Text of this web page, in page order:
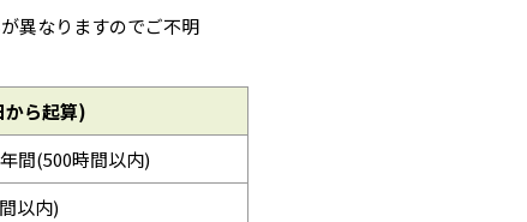
異なりますのでご不明
から起算)
間(500時間以内)
以内)